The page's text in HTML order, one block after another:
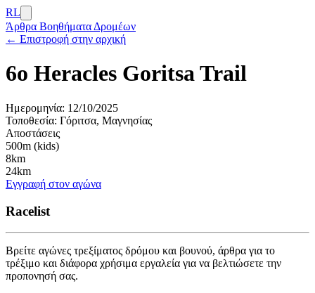
RL
Άρθρα Βοηθήματα Δρομέων
← Επιστροφή στην αρχική
6ο Heracles Goritsa Trail
Ημερομηνία: 12/10/2025
Τοποθεσία: Γόριτσα, Μαγνησίας
Αποστάσεις
500m (kids)
8km
24km
Εγγραφή στον αγώνα
Racelist
Βρείτε αγώνες τρεξίματος δρόμου και βουνού, άρθρα για το
τρέξιμο και διάφορα χρήσιμα εργαλεία για να βελτιώσετε την
προπονησή σας.